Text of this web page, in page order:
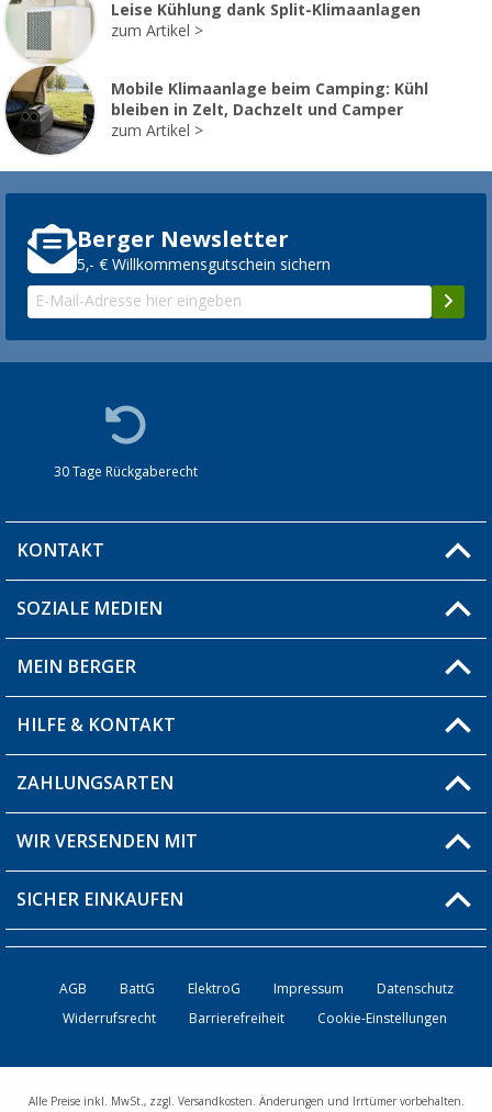
Leise Kühlung dank Split-Klimaanlagen
zum Artikel
Mobile Klimaanlage beim Camping: Kühl
bleiben in Zelt, Dachzelt und Camper
zum Artikel
Berger Newsletter
5,- € Willkommensgutschein sichern
30 Tage Rückgaberecht
KONTAKT
Du hast eine Frage?
Filiale finden
SOZIALE MEDIEN
MEIN BERGER
Blog
Produkttester
Über uns
HILFE & KONTAKT
Fragen & Antworten / FAQ
Versandinformationen
Bestellstatus
Kontakt
ZAHLUNGSARTEN
WIR VERSENDEN MIT
SICHER EINKAUFEN
AGB BattG ElektroG Impressum
Datenschutz
Widerrufsrecht
Barrierefreiheit Cookie-Einstellungen
Alle Preise inkl. MwSt., zzgl. Versandkosten. Änderungen und Irrtümer vorbehalten.